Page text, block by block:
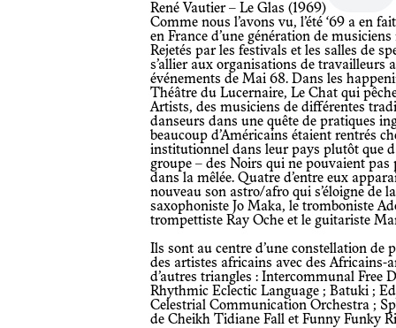
René Vautier – Le Glas (1969)
Comme nous l’avons vu, l’été ‘69 a en fait commencé un an plus tôt, avec l’arrivée
en France d’une génération de
Rejetés par les festivals et les salles de
s’allier aux organisations de travailleurs
événements de Mai 68. Dans les
Théâtre du Lucernaire, Le Chat qui
Artists, des musiciens de différentes
danseurs dans une quête de pratiques
beaucoup d’Américains étaient rentrés
institutionnel dans leur pays plutôt que
groupe – des Noirs qui ne pouvaient
dans la mêlée. Quatre d’entre eux
nouveau son astro/afro qui s’éloigne de
saxophoniste Jo Maka, le tromboniste
trompettiste Ray Oche et le guitariste
Ils sont au centre d’une constellation de projets communautaires qui rassemblent
des artistes africains avec des Africains-
d’autres triangles : Intercommunal Free
Rhythmic Eclectic Language ; Batuki ;
Celestrial Communication Orchestra ;
de Cheikh Tidiane Fall et Funny Funky